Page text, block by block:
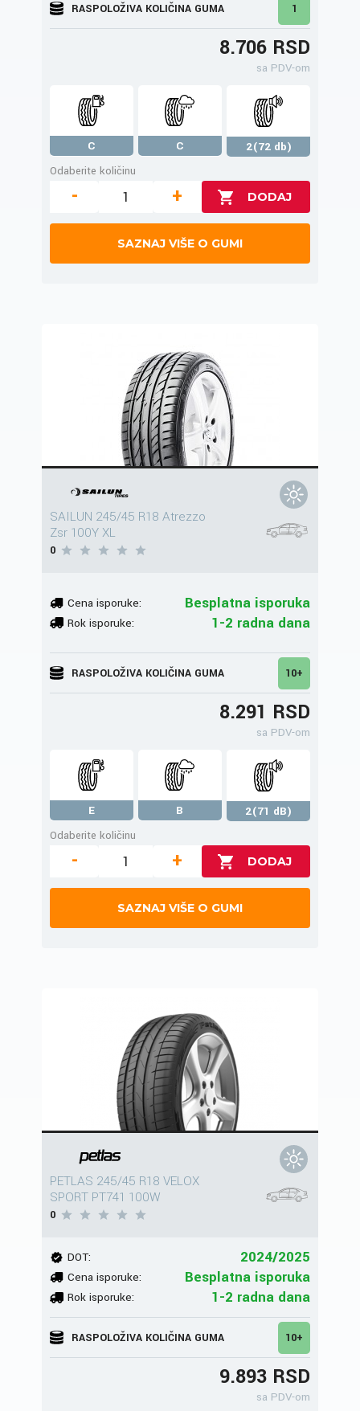
RASPOLOŽIVA KOLIČINA GUMA 1
8.706 RSD
sa PDV-om
C C
2(72 db)
Odaberite količinu
- +
SAZNAJ VIŠE O GUMI
SAILUN 245/45 R18 Atrezzo
Zsr 100Y XL
0
Cena isporuke: Besplatna isporuka
Rok isporuke: 1-2 radna dana
RASPOLOŽIVA KOLIČINA GUMA 10+
8.291 RSD
sa PDV-om
E B
2(71 dB)
Odaberite količinu
- +
SAZNAJ VIŠE O GUMI
PETLAS 245/45 R18 VELOX
SPORT PT741 100W
0
DOT: 2024/2025
Cena isporuke: Besplatna isporuka
Rok isporuke: 1-2 radna dana
RASPOLOŽIVA KOLIČINA GUMA 10+
9.893 RSD
sa PDV-om